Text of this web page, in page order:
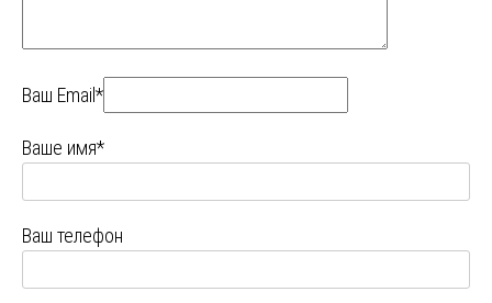
Ваш Email*
Ваше имя*
Ваш телефон